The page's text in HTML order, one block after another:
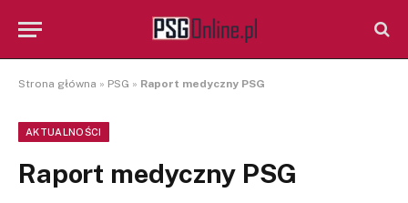
Strona główna » PSG » Raport medyczny PSG
AKTUALNOŚCI
Raport medyczny PSG